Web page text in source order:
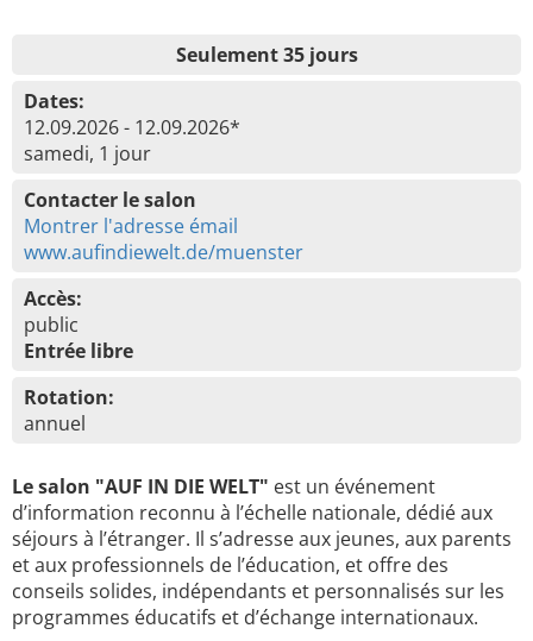
Seulement 35 jours
Dates:
12.09.2026 - 12.09.2026*
samedi, 1 jour
Contacter le salon
Montrer l'adresse émail
www.aufindiewelt.de/muenster
Accès:
public
Entrée libre
Rotation:
annuel
Le salon "AUF IN DIE WELT" est un événement
d’information reconnu à l’échelle nationale, dédié aux
séjours à l’étranger. Il s’adresse aux jeunes, aux parents
et aux professionnels de l’éducation, et offre des
conseils solides, indépendants et personnalisés sur les
programmes éducatifs et d’échange internationaux.